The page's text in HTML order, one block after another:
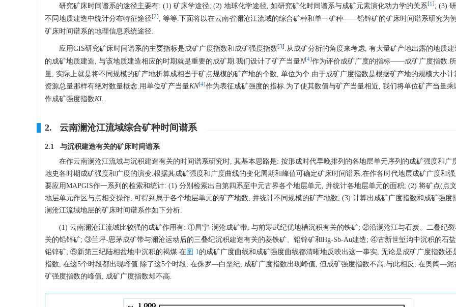
研究矿床时间谱系的途径主要有: (1) 矿床学途径; (2) 地球化学途径, 如研究矿化时间谱系与成矿元素演化动力学的关系[1 ] ; (3)
不同地质建造中统计分布特征途径[2] , 等等.下面将以在云南省澜沧江流域的综合矿种和单一矿种——铅锌矿的矿床时间谱系研究为
矿床时间谱系的地理信息系统途径.
应用GIS研究矿床时间谱系的主要指标是成矿广度指数和成矿强度指数[3] .从成矿分析的角度来考虑, 有大量矿产地出露的地质
的成矿地质建造, 与该地质建造相应的时期就是重要的成矿期.我们设计了矿产当量N[4]作为评价成矿广度的指标——成矿广度指数.
量, 实际上就是将不同规模的矿产地折算成相当于矿点规模的矿产地的个数, 单位为个.由于成矿广度指数是根据矿产地的规模大小计
资源总量那样有绝对数量概念.用单位矿产当量KN[4]作为表征成矿强度的指标.为了使其数值与矿产当量相近, 我们将单位矿产当量乘
作成矿强度指数KI.
2. 云南澜沧江流域综合矿种时间谱系
2.1 与沉积建造有关的矿床时间谱系
在作云南澜沧江流域与沉积建造有关的时间谱系研究时, 其基本思路是: 按形成时代早晚排列的各地层单元序列的成矿强度和广
地史各时期成矿强度和广度的演变.根据其成矿强度和广度曲线的变化周期和峰值可确定矿床时间谱系.在作各时代地层成矿广度和
要应用MAPGIS作一系列的检索和统计: (1) 分别检索出自第四系至中元古界各个地层单元, 并统计各地层单元的面积; (2) 将矿点(点
地层单元作区与点相交操作, 可得到属于各个地层单元的矿产地数, 并统计不同规模的矿产地数; (3) 计算出成矿广度指数和成矿强度
澜沧江流域地层的矿床时间谱系作如下分析.
(1) 云南澜沧江流域比较强的成矿作用有: ①昌宁-澜沧成矿带, 与前寒武纪优地槽沉积有关的铁矿; ②沿澜沧江与石炭、二叠纪
关的铅锌矿; ③兰坪-思茅成矿带与澜沧运动后的三叠纪沉积建造有关的菱铁矿、铅锌矿和Hg-Sb-Au建造; ④古新世堑沟中沉积的石
铅锌矿; ⑤新第三纪陆相盆地中沉积的褐煤.在图 1的成矿广度曲线和成矿强度曲线都清晰地反映出这一事实, 无论是成矿广度指数还
指数, 在这5个时段都出现峰值.除了这5个时段, 在侏罗—白垩纪, 成矿广度指数出现峰值, 但成矿强度指数不高.与此相反, 在奥陶—泥
矿强度指数的峰值, 成矿广度指数却不高.